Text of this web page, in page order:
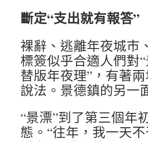
斷定“支出就有報答”
裸辭、逃離年夜城市
標簽似乎合適人們對
替版年夜理”，有著
說法。景德鎮的另一
“景漂”到了第三個年
態。“往年，我一天